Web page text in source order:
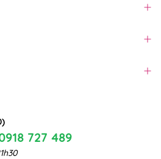
727 489